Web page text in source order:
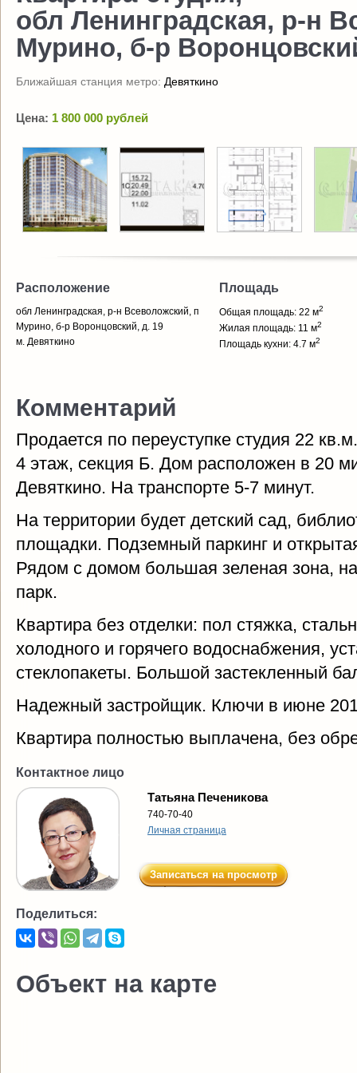
обл Ленинградская, р-н
Мурино, б-р
Ближайшая станция метро: Девяткино
Цена: 1 800 000 рублей
Расположение
обл Ленинградская, р-н Всеволожский, п
Мурино, б-р Воронцовский, д. 19
м. Девяткино
Площадь
Общая площадь: 22 м2
Жилая площадь: 11 м2
Площадь кухни: 4.7 м2
Комментарий
Продается по переуступке студия 22
4 этаж, секция Б. Дом расположен в 20
Девяткино. На транспорте 5-7 минут.
На территории будет детский сад,
площадки. Подземный паркинг и
Рядом с домом большая зеленая зона,
парк.
Квартира без отделки: пол стяжка,
холодного и горячего водоснабжения,
стеклопакеты. Большой застекленный
Надежный застройщик. Ключи в июне
Квартира полностью выплачена, без
Контактное лицо
Татьяна Печеникова
740-70-40
Личная страница
Записаться на просмотр
Поделиться:
Объект на карте